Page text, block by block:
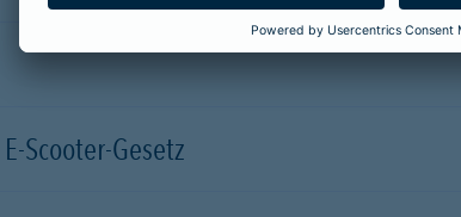
Scooter-Gesetz